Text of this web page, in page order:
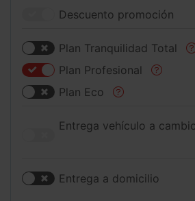
Descuento promoción
Plan Tranquilidad Total
Plan Profesional
Plan Eco
Entrega vehículo a
Entrega a domicilio